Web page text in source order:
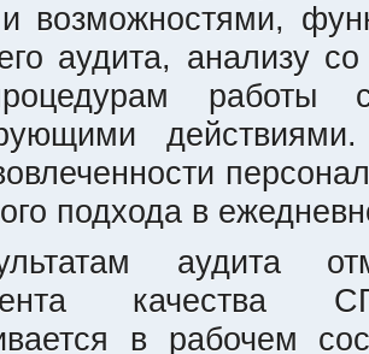
возможностями,
аудита, анализу
работы
подхода в
аудита
качества
в рабочем